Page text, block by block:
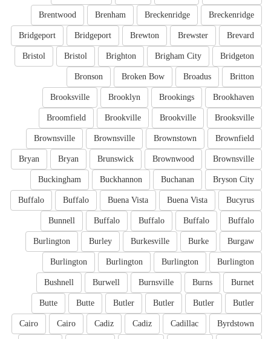
Breckenridge
Breckenridge
Brenham
Brentwood
Brevard
Brewster
Brewton
Bridgeport
Bridgeport
Bridgeton
Brigham City
Brighton
Bristol
Bristol
Britton
Broadus
Broken Bow
Bronson
Brookhaven
Brookings
Brooklyn
Brooksville
Brooksville
Brookville
Brookville
Broomfield
Brownfield
Brownstown
Brownsville
Brownsville
Brownsville
Brownwood
Brunswick
Bryan
Bryan
Bryson City
Buchanan
Buckhannon
Buckingham
Bucyrus
Buena Vista
Buena Vista
Buffalo
Buffalo
Buffalo
Buffalo
Buffalo
Buffalo
Bunnell
Burgaw
Burke
Burkesville
Burley
Burlington
Burlington
Burlington
Burlington
Burlington
Burnet
Burns
Burnsville
Burwell
Bushnell
Butler
Butler
Butler
Butler
Butte
Butte
Byrdstown
Cadillac
Cadiz
Cadiz
Cairo
Cairo